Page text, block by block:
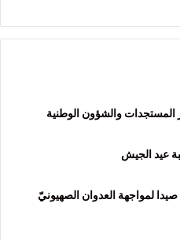
والشؤون الوطنية
عيد الجيش
لمواجهة العدوان الصهيونيّ